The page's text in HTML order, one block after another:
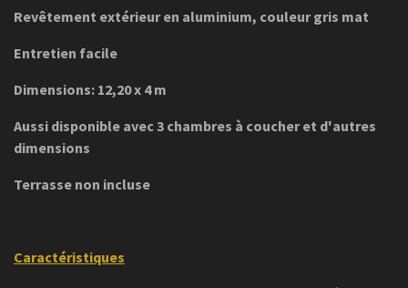
Revêtement extérieur en aluminium, couleur gris mat
Entretien facile
Dimensions: 12,20 x 4 m
Aussi disponible avec 3 chambres à coucher et d'autres
dimensions
Terrasse non incluse
Caractéristiques